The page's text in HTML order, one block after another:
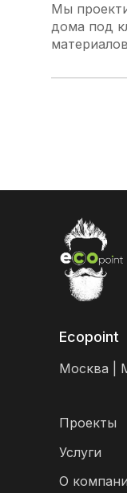
Мы
дома под
материалов
Проекты
О
Ecopoint
Москва |
Услуги